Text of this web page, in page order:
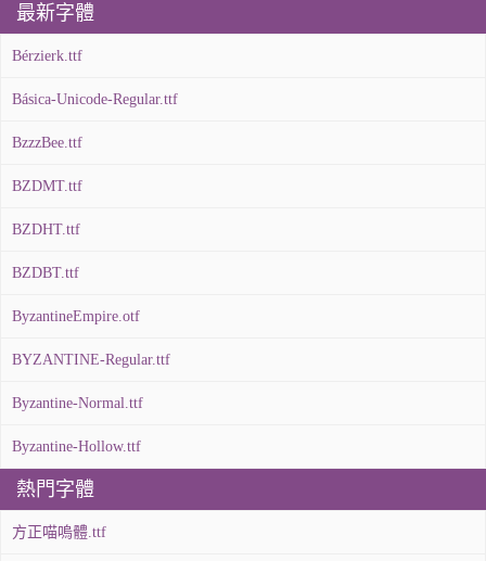
最新字體
Bérzierk.ttf
Básica-Unicode-Regular.ttf
BzzzBee.ttf
BZDMT.ttf
BZDHT.ttf
BZDBT.ttf
ByzantineEmpire.otf
BYZANTINE-Regular.ttf
Byzantine-Normal.ttf
Byzantine-Hollow.ttf
熱門字體
方正喵嗚體.ttf